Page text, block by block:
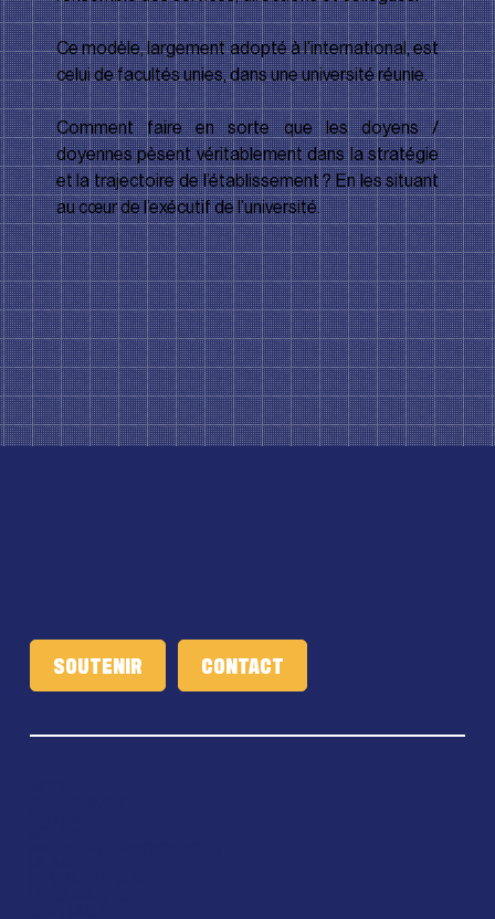
Ce modèle, largement adopté à l’international, est
celui de facultés unies, dans une université réunie.
Comment faire en sorte que les doyens /
doyennes pèsent véritablement dans la stratégie
et la trajectoire de l’établissement ? En les situant
au cœur de l’exécutif de l’université.
SOUTENIR